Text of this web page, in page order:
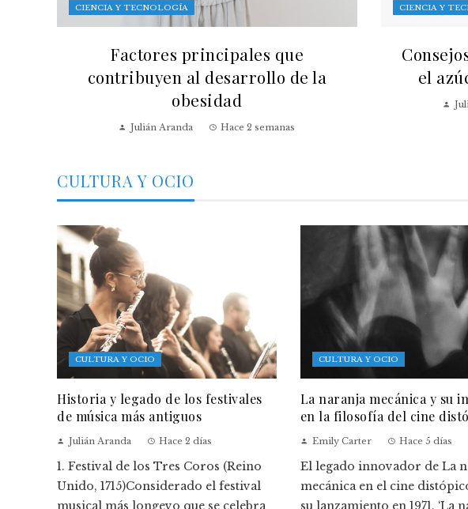
CIENCIA Y TECNOLOGÍA
Factores principales que
contribuyen al desarrollo de la
obesidad
Julián Aranda Hace 2 semanas
CIENCIA Y
el
CULTURA Y OCIO
CULTURA Y OCIO
Historia y legado de los festivales
de música más antiguos
Julián Aranda Hace 2 días
1. Festival de los Tres Coros (Reino
Unido, 1715)Considerado el festival
musical más longevo que se celebra
CULTURA Y OCIO
La naranja mecánica y su
en la filosofía del cine
Emily Carter Hace 5 días
El legado innovador de La
mecánica en el cine
su lanzamiento en 1971, ‘La